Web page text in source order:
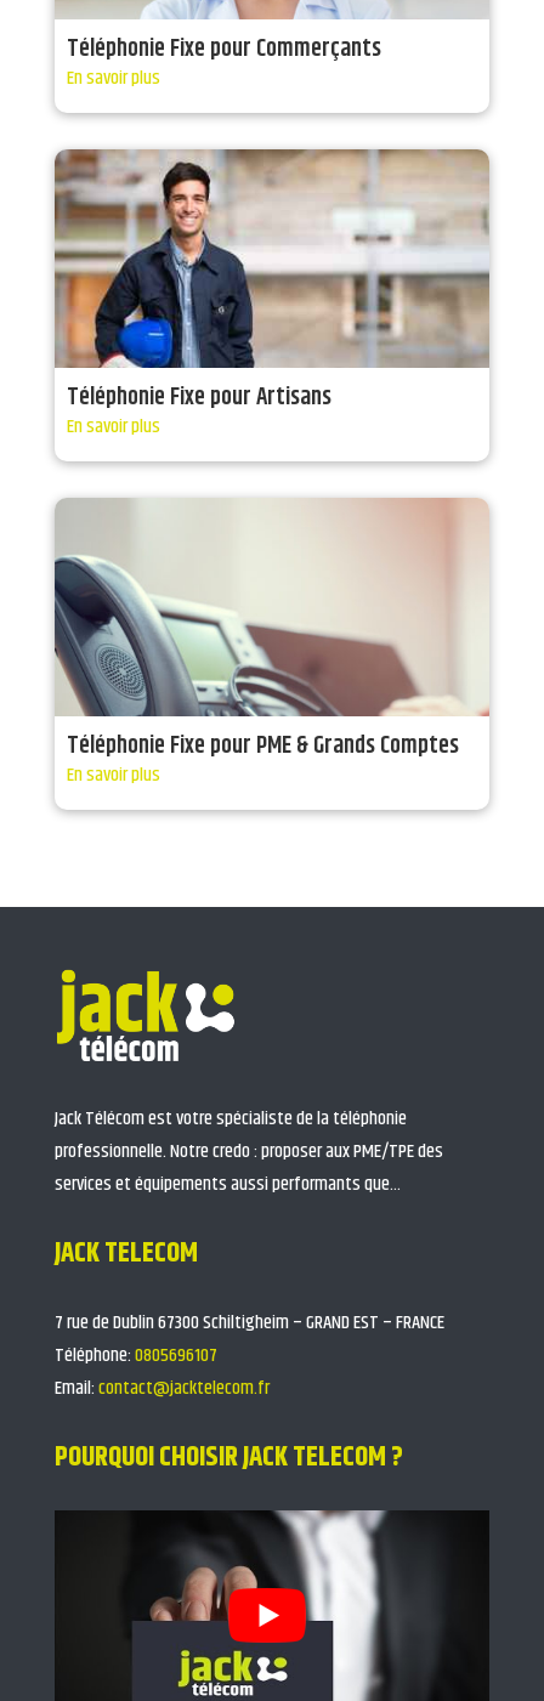
Téléphonie Fixe pour Commerçants
En savoir plus
Téléphonie Fixe pour Artisans
En savoir plus
Téléphonie Fixe pour PME & Grands Comptes
En savoir plus
Jack Télécom est votre spécialiste de la téléphonie
professionnelle. Notre credo : proposer aux PME/TPE des
services et équipements aussi performants que…
JACK TELECOM
7 rue de Dublin 67300 Schiltigheim – GRAND EST – FRANCE
Téléphone:0805696107
Email:contact@jacktelecom.fr
POURQUOI CHOISIR JACK TELECOM ?